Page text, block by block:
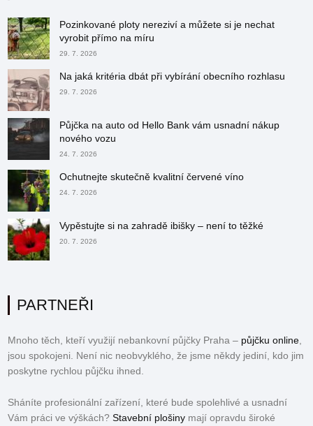
Pozinkované ploty nereziví a můžete si je nechat
vyrobit přímo na míru
29. 7. 2026
Na jaká kritéria dbát při vybírání obecního rozhlasu
29. 7. 2026
Půjčka na auto od Hello Bank vám usnadní nákup
nového vozu
24. 7. 2026
Ochutnejte skutečně kvalitní červené víno
24. 7. 2026
Vypěstujte si na zahradě ibišky – není to těžké
20. 7. 2026
PARTNEŘI
Mnoho těch, kteří využijí nebankovní půjčky Praha – půjčku online
jsou spokojeni. Není nic neobvyklého, že jsme někdy jediní, kdo jim
poskytne rychlou půjčku ihned.
Sháníte profesionální zařízení, které bude spolehlivé a usnadní
Vám práci ve výškách?Stavební plošiny mají opravdu široké